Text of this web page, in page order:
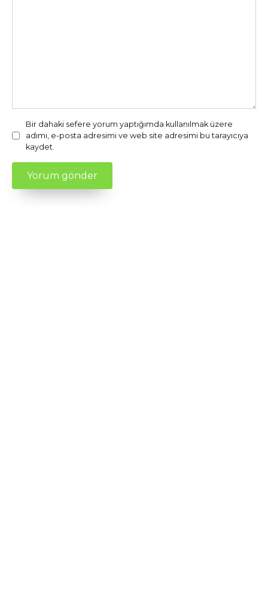
Bir dahaki sefere yorum yaptığımda kullanılmak üzere
adımı, e-posta adresimi ve web site adresimi bu tarayıcıya
kaydet.